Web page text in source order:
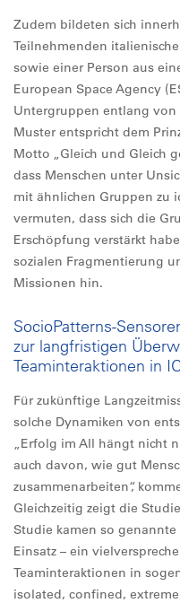
Zudem bildeten sich
Teilnehmenden
sowie einer Person aus
European Space Agency
Untergruppen entlang von
Muster entspricht dem
Motto „Gleich und Gleich
dass Menschen unter
mit ähnlichen Gruppen zu
vermuten, dass sich die
Erschöpfung verstärkt
sozialen Fragmentierung
Missionen hin.
SocioPatterns-
zur langfristigen
Teaminteraktionen in
Für zukünftige
solche Dynamiken von
„Erfolg im All hängt nicht
auch davon, wie gut
zusammenarbeiten“,
Gleichzeitig zeigt die
Studie kamen so
Einsatz – ein
Teaminteraktionen in
isolated, confined,